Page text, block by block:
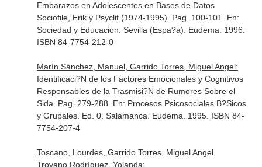
Embarazos en Adolescentes en Bases de Datos
Sociofile, Erik y Psyclit (1974-1995). Pag. 100-101. En:
Sociedad y Educacion . Sevilla (Espa?a). Eudema. 1996.
ISBN 84-7754-212-0
Marín Sánchez, Manuel, Garrido Torres, Miguel Angel:
Identificaci?N de los Factores Emocionales y Cognitivos
Responsables de la Trasmisi?N de Rumores Sobre el
Sida. Pag. 279-288. En: Procesos Psicosociales B?Sicos
y Grupales. Ed. 0. Salamanca. Eudema. 1995. ISBN 84-
7754-207-4
Toscano, Lourdes, Garrido Torres, Miguel Angel,
Troyano Rodríguez, Yolanda: